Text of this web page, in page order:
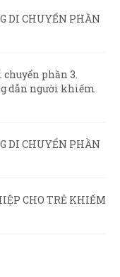
DI CHUYỂN PHẦN
phần 3.
dẫn người khiếm
DI CHUYỂN PHẦN
CHO TRẺ KHIẾM